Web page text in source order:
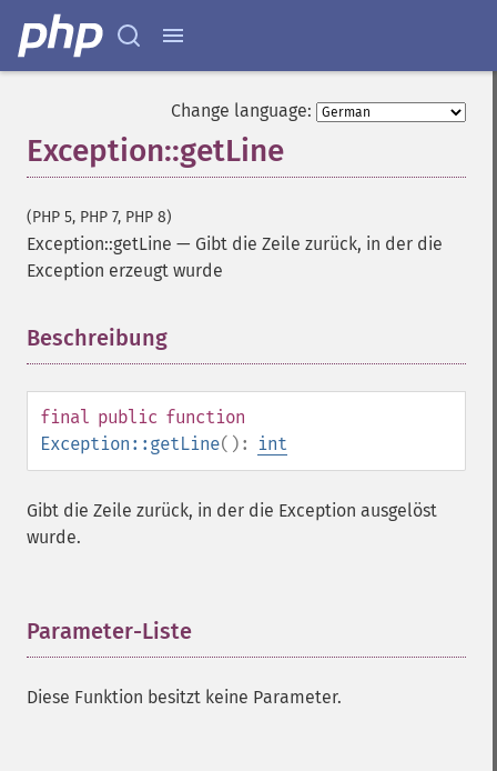
Change language:
Exception::getLine
(PHP 5, PHP 7, PHP 8)
Exception::getLine — Gibt die Zeile zurück, in der die
Exception erzeugt wurde
Beschreibung
final public function
Exception::getLine(): int
Gibt die Zeile zurück, in der die Exception ausgelöst
wurde.
Parameter-Liste
Diese Funktion besitzt keine Parameter.